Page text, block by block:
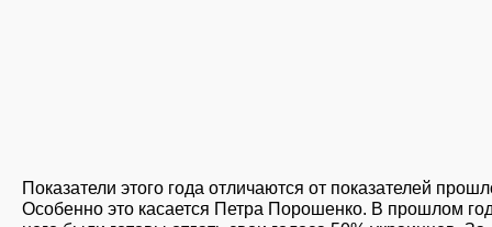
Показатели этого года отличаются от показателей
Особенно это касается Петра Порошенко. В прошлом